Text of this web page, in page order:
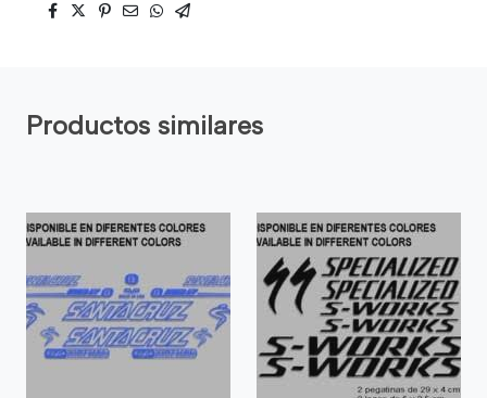
Productos similares